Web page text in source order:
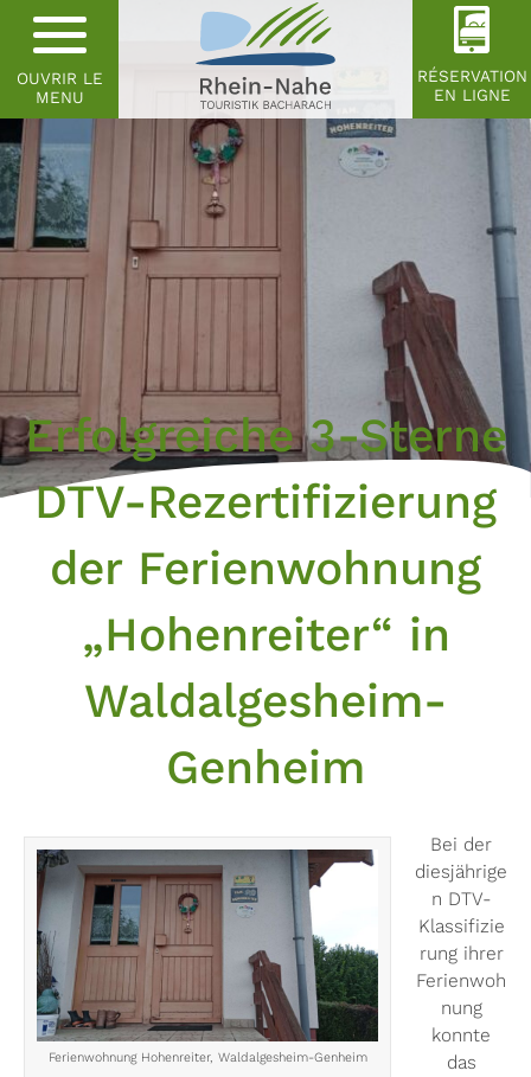
OUVRIR LE
MENU
RÉSERVATION
EN LIGNE
Erfolgreiche 3-Sterne
DTV-Rezertifizierung
der Ferienwohnung
„Hohenreiter“ in
Waldalgesheim-
Genheim
Ferienwohnung Hohenreiter, Waldalgesheim-Genheim
Bei der
diesjährige
n DTV-
Klassifizie
rung ihrer
Ferienwoh
nung
konnte
das